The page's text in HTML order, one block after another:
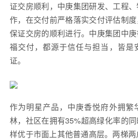
证交房顺利，中庚集团研发、工程
作，在交付前严格落实交付评估制
保证交房的顺利进行。中庚集团中
福交付，都源于信任与担当，皆是
证。
作为明星产品，中庚香悦府外拥繁
林，社区在拥有35%超高绿化率的
样优于市面上其他普通高层。两梯